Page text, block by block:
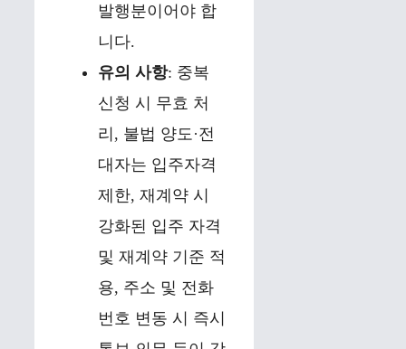
발행분이어야 합
니다.
유의 사항: 중복
신청 시 무효 처
리, 불법 양도·전
대자는 입주자격
제한, 재계약 시
강화된 입주 자격
및 재계약 기준 적
용, 주소 및 전화
번호 변동 시 즉시